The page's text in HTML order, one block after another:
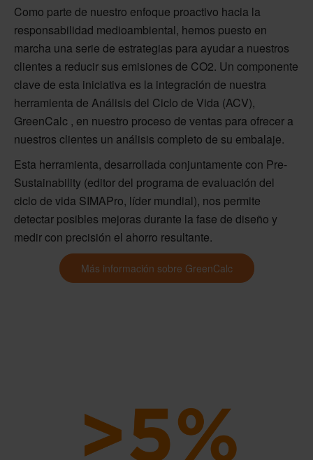
Como parte de nuestro enfoque proactivo hacia la
responsabilidad medioambiental, hemos puesto en
marcha una serie de estrategias para ayudar a nuestros
clientes a reducir sus emisiones de CO2. Un componente
clave de esta iniciativa es la integración de nuestra
herramienta de Análisis del Ciclo de Vida (ACV),
GreenCalc , en nuestro proceso de ventas para ofrecer a
nuestros clientes un análisis completo de su embalaje.
Esta herramienta, desarrollada conjuntamente con Pre-
Sustainability (editor del programa de evaluación del
ciclo de vida SIMAPro, líder mundial), nos permite
detectar posibles mejoras durante la fase de diseño y
medir con precisión el ahorro resultante.
Más información sobre GreenCalc